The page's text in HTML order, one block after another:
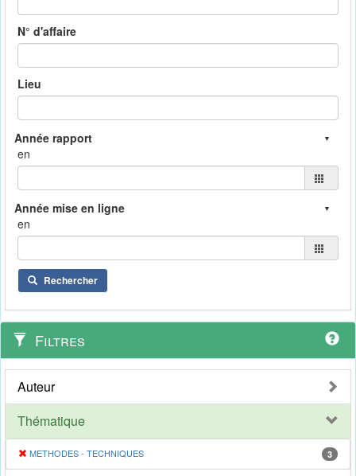
N° d'affaire
Lieu
en
en
Rechercher
Filtres
Auteur
Thématique
METHODES - TECHNIQUES 3